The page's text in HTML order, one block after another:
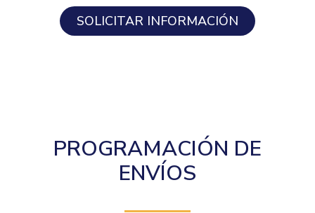
SOLICITAR INFORMACIÓN
PROGRAMACIÓN DE
ENVÍOS